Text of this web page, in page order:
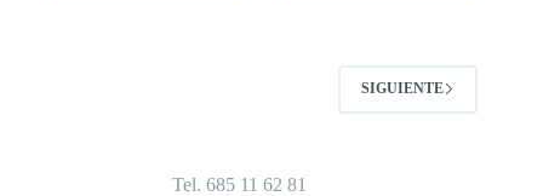
SIGUIENTE
Tel. 685 11 62 81